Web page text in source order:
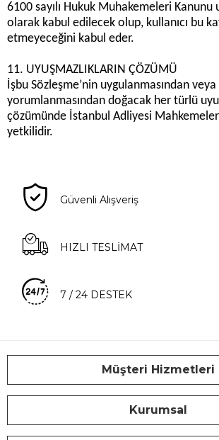
6100 sayılı Hukuk Muhakemeleri Kanunu
olarak kabul edilecek olup, kullanıcı bu
etmeyeceğini kabul eder.
11. UYUŞMAZLIKLARIN ÇÖZÜMÜ
İşbu Sözleşme’nin uygulanmasından veya
yorumlanmasından doğacak her türlü
çözümünde İstanbul Adliyesi
yetkilidir.
Güvenli Alışveriş
HIZLI TESLİMAT
7 / 24 DESTEK
Müşteri Hizmetleri
Kurumsal